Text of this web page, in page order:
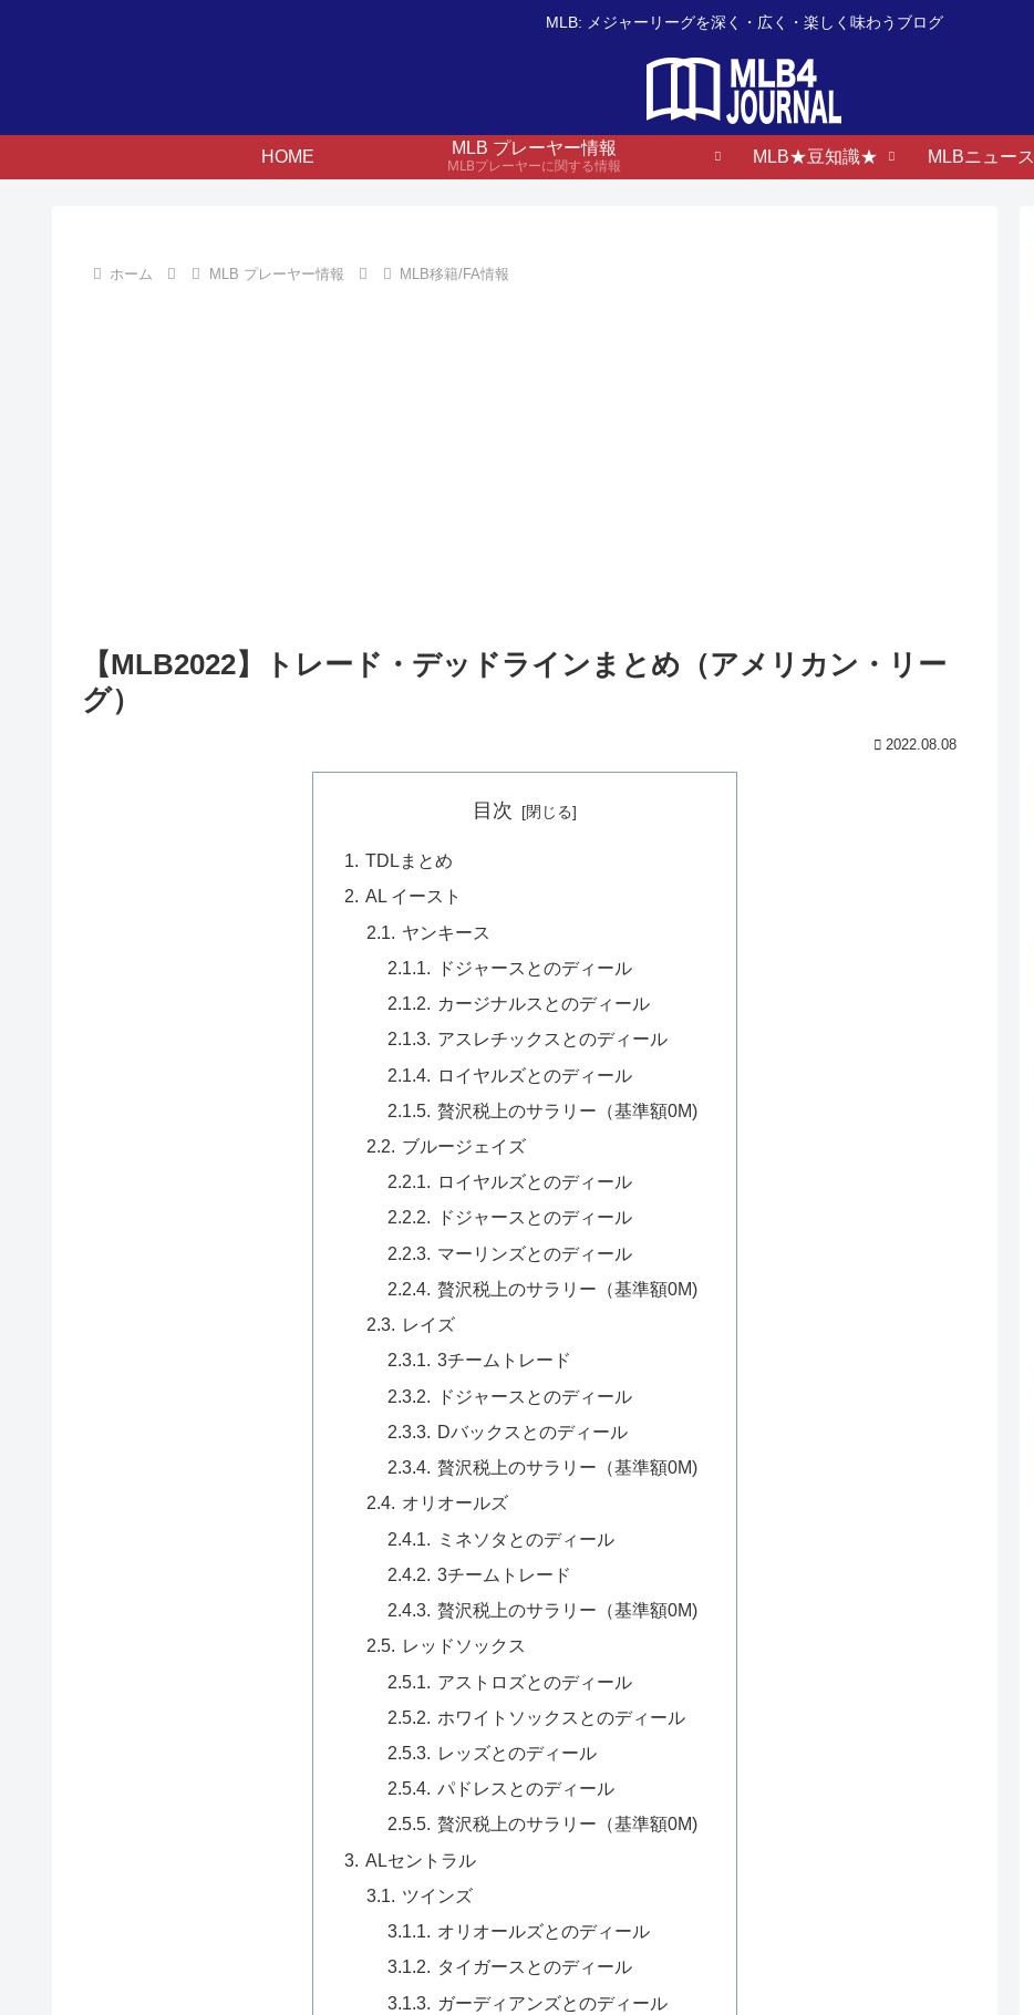
MLB: メジャーリーグを深く・広く・楽しく味わうブログ
HOME
MLB プレーヤー情報
MLBプレーヤーに関する情報
MLB★豆知識★ MLBニュース
ホーム MLB プレーヤー情報 MLB移籍/FA情報
【MLB2022】トレード・デッドラインまとめ（アメリカン・リー
グ）
2022.08.08
目次
TDLまとめ
AL イースト
ヤンキース
ドジャースとのディール
カージナルスとのディール
アスレチックスとのディール
ロイヤルズとのディール
贅沢税上のサラリー（基準額0M)
ブルージェイズ
ロイヤルズとのディール
ドジャースとのディール
マーリンズとのディール
贅沢税上のサラリー（基準額0M)
レイズ
3チームトレード
ドジャースとのディール
Dバックスとのディール
贅沢税上のサラリー（基準額0M)
オリオールズ
ミネソタとのディール
3チームトレード
贅沢税上のサラリー（基準額0M)
レッドソックス
アストロズとのディール
ホワイトソックスとのディール
レッズとのディール
パドレスとのディール
贅沢税上のサラリー（基準額0M)
ALセントラル
ツインズ
オリオールズとのディール
タイガースとのディール
ガーディアンズとのディール